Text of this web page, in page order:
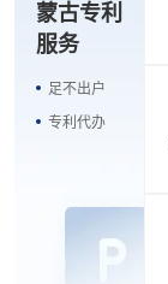
蒙古专利
服务
足不出户
专利代办